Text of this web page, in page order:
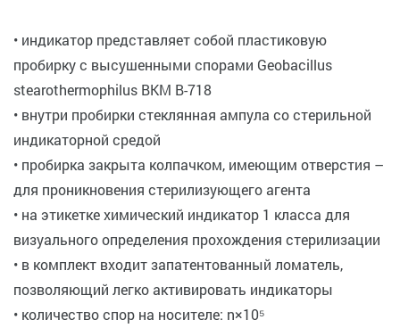
• индикатор представляет собой пластиковую
пробирку с высушенными спорами Geobacillus
stearothermophilus ВКМ В-718
• внутри пробирки стеклянная ампула со стерильной
индикаторной средой
• пробирка закрыта колпачком, имеющим отверстия –
для проникновения стерилизующего агента
• на этикетке химический индикатор 1 класса для
визуального определения прохождения стерилизации
• в комплект входит запатентованный ломатель,
позволяющий легко активировать индикаторы
• количество спор на носителе: n×10⁵